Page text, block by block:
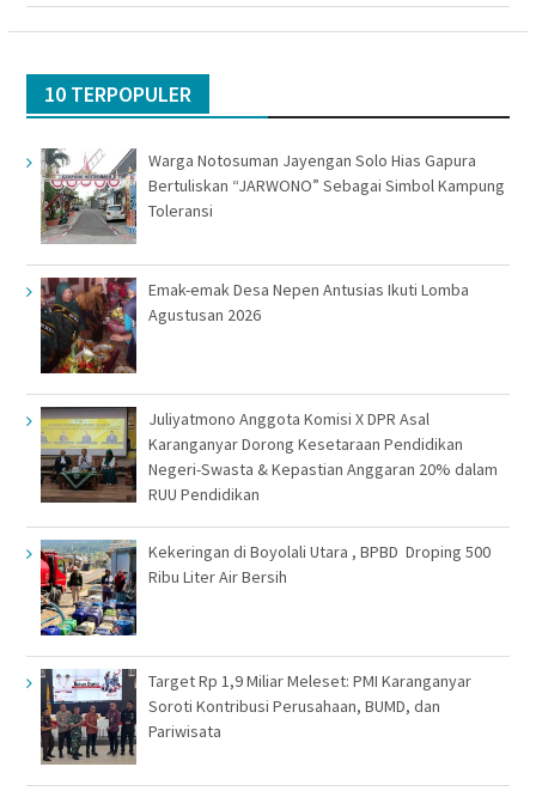
10 TERPOPULER
Warga Notosuman Jayengan Solo Hias Gapura
Bertuliskan “JARWONO” Sebagai Simbol Kampung
Toleransi
Emak-emak Desa Nepen Antusias Ikuti Lomba
Agustusan 2026
Juliyatmono Anggota Komisi X DPR Asal
Karanganyar Dorong Kesetaraan Pendidikan
Negeri-Swasta & Kepastian Anggaran 20% dalam
RUU Pendidikan
Kekeringan di Boyolali Utara , BPBD Droping 500
Ribu Liter Air Bersih
Target Rp 1,9 Miliar Meleset: PMI Karanganyar
Soroti Kontribusi Perusahaan, BUMD, dan
Pariwisata